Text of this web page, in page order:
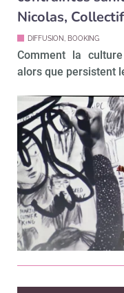
Nicolas,
DIFFUSION, BOOKING
Comment la
alors que persistent